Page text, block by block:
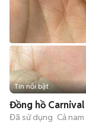
Tin nổi bật
Đồng hồ
Đã sử dụng Cả